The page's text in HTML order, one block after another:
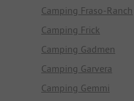
Camping Fraso-Ranch
Camping Frick
Camping Gadmen
Camping Garvera
Camping Gemmi